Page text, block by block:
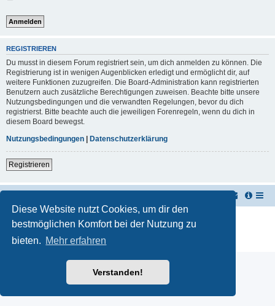
Diese Website nutzt Cookies, um dir den
bestmöglichen Komfort bei der Nutzung zu
bieten. Mehr erfahren
Verstanden!
REGISTRIEREN
Du musst in diesem Forum registriert sein, um dich anmelden zu können. Die
Registrierung ist in wenigen Augenblicken erledigt und ermöglicht dir, auf
weitere Funktionen zuzugreifen. Die Board-Administration kann registrierten
Benutzern auch zusätzliche Berechtigungen zuweisen. Beachte bitte unsere
Nutzungsbedingungen und die verwandten Regelungen, bevor du dich
registrierst. Bitte beachte auch die jeweiligen Forenregeln, wenn du dich in
diesem Board bewegst.
Nutzungsbedingungen
Datenschutzerklärung
Registrieren
Deutsche Übersetzung durchphpBB.de
Datenschutz